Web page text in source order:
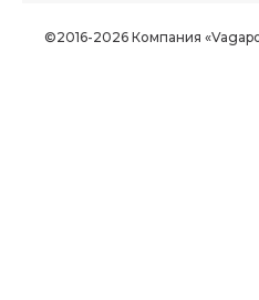
©2016-2026 Компания